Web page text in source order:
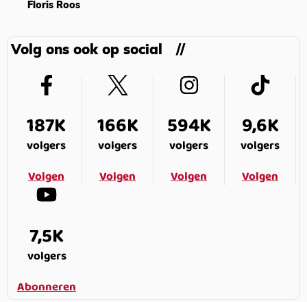
Floris Roos
Volg ons ook op social
187K
volgers
Volgen
166K
volgers
Volgen
594K
volgers
Volgen
9,6K
volgers
Volgen
7,5K
volgers
Abonneren